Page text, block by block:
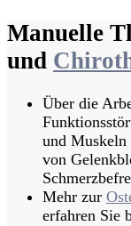
Manuelle
und
Über die
und Muskeln
von
Mehr zur
erfahren Sie